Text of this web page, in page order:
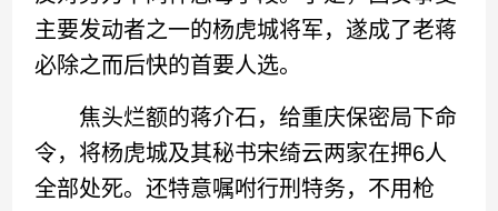
主要发动者之一的杨虎城将军，遂成了老蒋
必除之而后快的首要人选。
焦头烂额的蒋介石，给重庆保密局下命
令，将杨虎城及其秘书宋绮云两家在押6人
全部处死。还特意嘱咐行刑特务，不用枪